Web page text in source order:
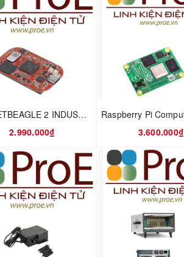
POCKETBEAGLE 2 INDUSTRIAL
2.990.000₫
3.600.000₫